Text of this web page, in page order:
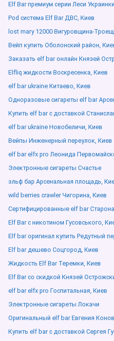
Elf Bar премиум серии Леси
Pod система Elf Bar ДВС, Киев
lost mary 12000 Вигуровщина-
Вейп купить Оболонский район,
Заказать elf bar онлайн Князей
Elfliq жидкости Воскресенка, Киев
elf bar ukraine Китаево, Киев
Одноразовые сигареты elf bar
Купить elf bar с доставкой
elf bar ukraine Новобеличи, Киев
Вейпы Инженерный переулок, Киев
elf bar elfx pro Леонида
Электронные сигареты Счастье
эльф бар Арсенальная площадь,
wild berries crawler Чигорина, Киев
Сертифицированные elf bar
Elf Bar с никотином Гусовського,
Elf bar оригинал купить Редутный
Elf bar дешево Соцгород, Киев
Жидкость Elf Bar Теремки, Киев
Elf Bar со скидкой Князей
elf bar elfx pro Госпитальная, Киев
Электронные сигареты Локачи
Оригинальный elf bar Евгения
Купить elf bar с доставкой Сергея